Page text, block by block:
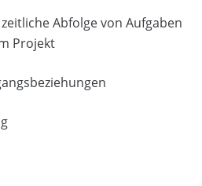
Abfolge von Aufgaben
Projekt